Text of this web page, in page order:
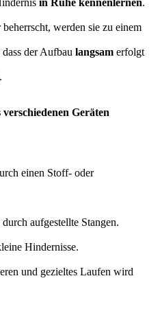
in Ruhe kennenlernen.
werden sie zu einem
der Aufbau langsam erfolgt
Geräten
einen Stoff- oder
aufgestellte Stangen.
Hindernisse.
und gezieltes Laufen wird